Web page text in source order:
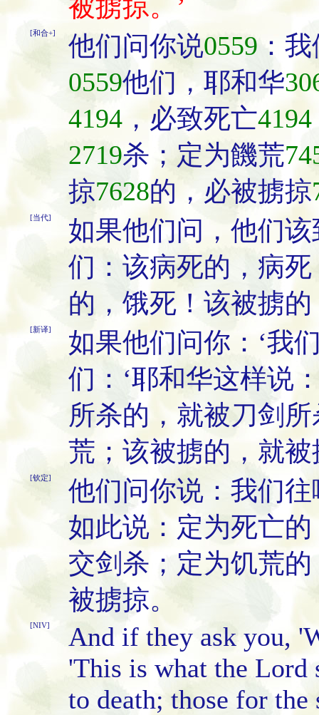
被掳掠。’
[和合+] 他们问你说0559 ：
0559他们，耶和华
4194 ，必致死亡4194
2719杀；定为饑荒
掠7628的，必被掳掠
[当代]
如果他们问，他们
们：该病死的，病
的，饿死！该被掳
[新译]
如果他们问你：‘我
们：‘耶和华这样说
所杀的，就被刀剑
荒；该被掳的，就被
[钦定]
他们问你说：我们
如此说：定为死亡
交剑杀；定为饥荒
被掳掠。
[NIV]
And if they ask you,
'This is what the Lord
to death; those for